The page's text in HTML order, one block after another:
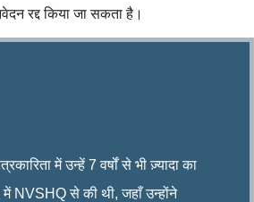
रद्द किया जा सकता है।
में उन्हें 7 वर्षों से भी ज़्यादा का
NVSHQ से की थी, जहाँ उन्होंने